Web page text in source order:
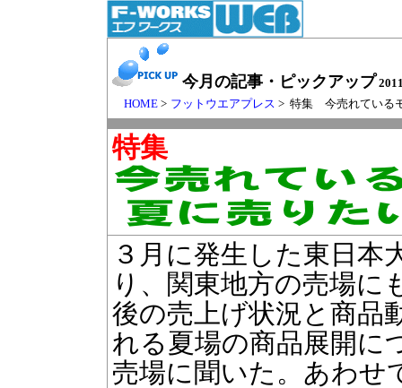
今月の記事・ピックアップ
HOME > フットウエアプレス > 特集 今売れている
特集
３月に発生した東日本
り、関東地方の売場に
後の売上げ状況と商品
れる夏場の商品展開に
売場に聞いた。あわせ